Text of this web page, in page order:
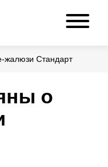
жалюзи Стандарт
о